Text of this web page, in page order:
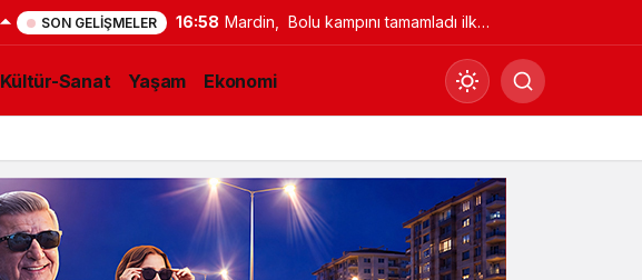
SON GELIŞMELER 16:58 Mardin, Bolu kampını tamamladı ilk
Kültür-Sanat Yaşam Ekonomi
Gündüz Modu
Gündüz modunu seçin.